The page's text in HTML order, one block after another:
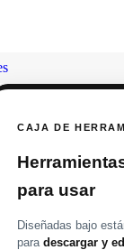
CAJA DE
para usar
Diseñadas bajo
paradescargar y